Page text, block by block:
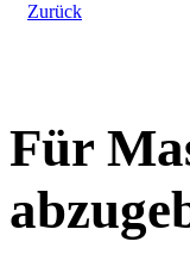
Zurück
Für